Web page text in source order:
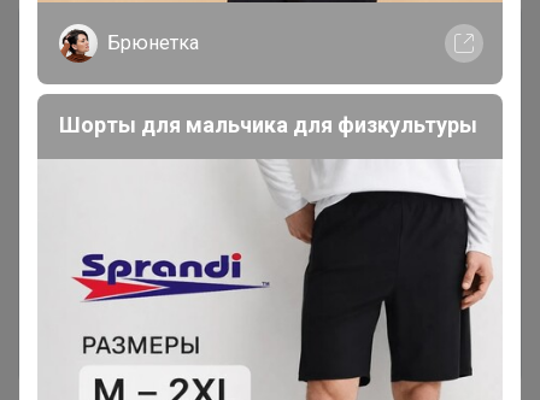
Чтобы ответить или задать вопрос
необходимо авторизоваться на сайте
Это займет меньше минуты
Зарегистрироваться
Брюнетка
Шорты для мальчика для физкультуры